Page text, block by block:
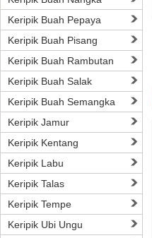
Keripik Buah Pepaya
Keripik Buah Pisang
Keripik Buah Rambutan
Keripik Buah Salak
Keripik Buah Semangka
Keripik Jamur
Keripik Kentang
Keripik Labu
Keripik Talas
Keripik Tempe
Keripik Ubi Ungu